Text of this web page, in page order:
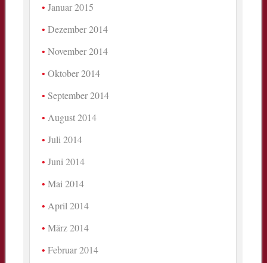
Januar 2015
Dezember 2014
November 2014
Oktober 2014
September 2014
August 2014
Juli 2014
Juni 2014
Mai 2014
April 2014
März 2014
Februar 2014